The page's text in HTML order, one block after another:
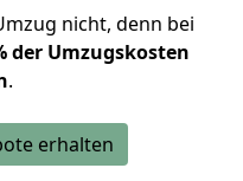
nicht, denn bei
der Umzugskosten
.
erhalten